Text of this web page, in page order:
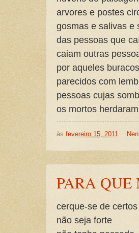
arvores e postes
gosmas e salivas e
das pessoas que
caiam outras
por aqueles buracos
parecidos com
pessoas cujas
os mortos herdaram
às fevereiro 15, 2011
PARA
cerque-se de
não seja forte